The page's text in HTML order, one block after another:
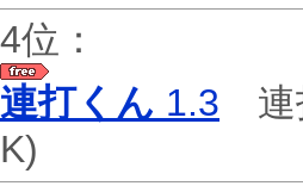
4位：
連打くん 1.3 連
K)